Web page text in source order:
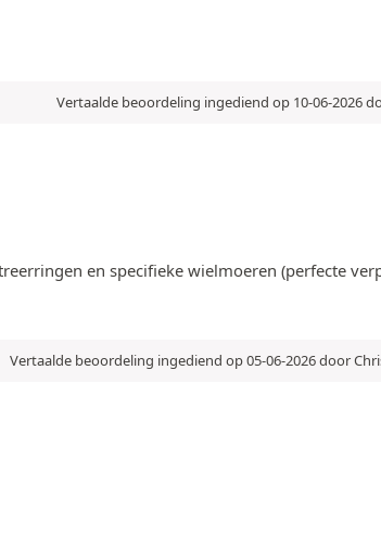
Vertaalde beoordeling ingediend op 10-06-2026
en specifieke wielmoeren (perfecte
Vertaalde beoordeling ingediend op 05-06-2026 door